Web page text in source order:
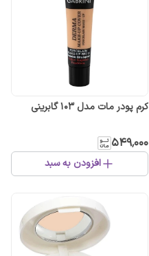
کرم پودر مات مدل 103 گابرینی
۵۴۹٬۰۰۰
افزودن به سبد